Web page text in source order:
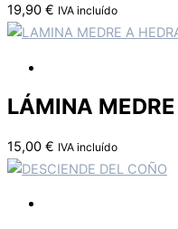
19,90 € IVA incluído
LÁMINA
15,00 € IVA incluído